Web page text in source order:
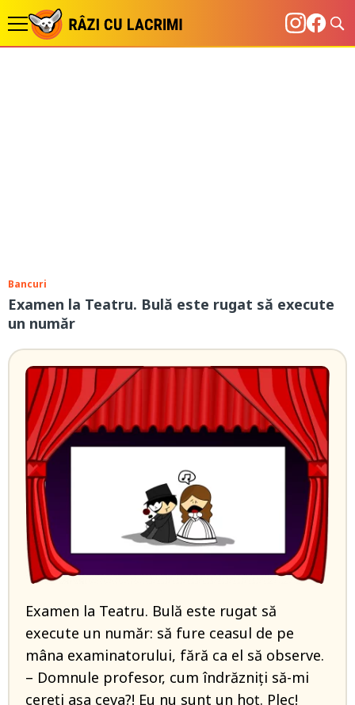
Bancuri
Examen la Teatru. Bulă este rugat să execute
un număr
Examen la Teatru. Bulă este rugat să
execute un număr: să fure ceasul de pe
mâna examinatorului, fără ca el să observe.
– Domnule profesor, cum îndrăzniți să-mi
cereți așa ceva?! Eu nu sunt un hoț. Plec!